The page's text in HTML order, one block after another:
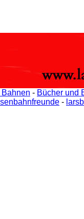
- Bücher und
-